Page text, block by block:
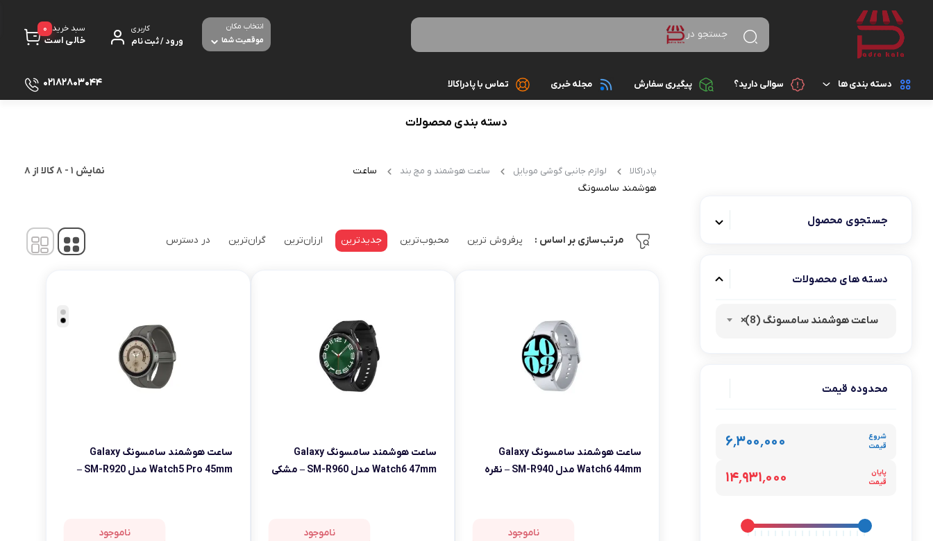
جستجو در موقعیت شما
انتخاب مکان کاربری
ورود / ثبت نام
سبد خرید
خالی است
0
دسته بندی ها
پاوربانک (شارژر همراه)
رینگ لایت
کارت حافظه
قطعات داخلی کامپیوتر
کیس های اسمبل شده
تجهیزات مخصوص بازی
اسپیکر بلوتوث و با سیم
ماشین های اداری
برق و الکترونیک
دوربین کودک
کتاب، لوازم تحریر و هنر
سوالی دارید؟ پیگیری سفارش مجله خبری تماس با پادراکالا 02182803044
دسته بندی محصولات
جستجوی محصول
دسته های محصولات
× ساعت هوشمند سامسونگ (8)
محدوده قیمت
شروع
قیمت
۶٬۳۰۰٬۰۰۰
پایان
قیمت
۱۴٬۹۳۱٬۰۰۰
پادراکالا لوازم جانبی گوشی موبایل ساعت هوشمند و مچ بند
ساعت
هوشمند سامسونگ
نمایش 1
-
8کالا از 8
مرتب‌سازی بر اساس : پرفروش ترین محبوب‌ترین جدیدترین ارزان‌ترین گران‌ترین در دسترس
ساعت هوشمند سامسونگ Galaxy
Watch6 44mm مدل SM-R940 – نقره
ناموجود
ساعت هوشمند سامسونگ Galaxy
Watch6 47mm مدل SM-R960 – مشکی
ناموجود
ساعت هوشمند سامسونگ Galaxy
Watch5 Pro 45mm مدل SM-R920 –
ناموجود